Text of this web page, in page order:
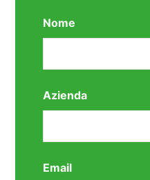
Nome
Azienda
Email